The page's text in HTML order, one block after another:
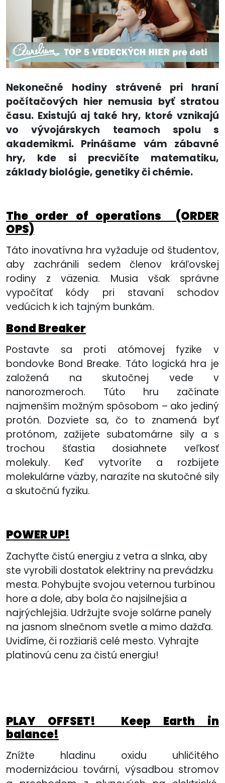
Nekonečné hodiny strávené pri hraní
počítačových hier nemusia byť stratou
času. Existujú aj také hry, ktoré vznikajú
vo vývojárskych teamoch spolu s
akademikmi. Prinášame vám zábavné
hry, kde si precvičíte matematiku,
základy biológie, genetiky či chémie.
The order of operations (ORDER
OPS)
Táto inovatívna hra vyžaduje od študentov,
aby zachránili sedem členov kráľovskej
rodiny z väzenia. Musia však správne
vypočítať kódy pri stavaní schodov
vedúcich k ich tajným bunkám.
Bond Breaker
Postavte sa proti atómovej fyzike v
bondovke Bond Breake. Táto logická hra je
založená na skutočnej vede v
nanorozmeroch. Túto hru začínate
najmenším možným spôsobom – ako jediný
protón. Dozviete sa, čo to znamená byť
protónom, zažijete subatomárne sily a s
trochou šťastia dosiahnete veľkosť
molekuly. Keď vytvoríte a rozbijete
molekulárne väzby, narazíte na skutočné sily
a skutočnú fyziku.
POWER UP!
Zachyťte čistú energiu z vetra a slnka, aby
ste vyrobili dostatok elektriny na prevádzku
mesta. Pohybujte svojou veternou turbínou
hore a dole, aby bola čo najsilnejšia a
najrýchlejšia. Udržujte svoje solárne panely
na jasnom slnečnom svetle a mimo dažďa.
Uvidíme, či rozžiariš celé mesto. Vyhrajte
platinovú cenu za čistú energiu!
PLAY OFFSET! Keep Earth in
balance!
Znížte hladinu oxidu uhličitého
modernizáciou tovární, výsadbou stromov